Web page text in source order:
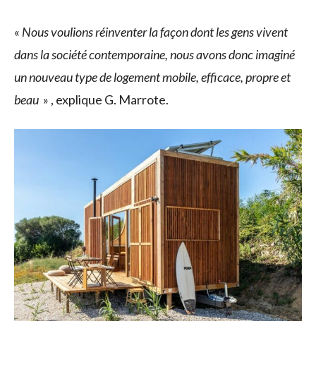
« Nous voulions réinventer la façon dont les gens vivent
dans la société contemporaine, nous avons donc imaginé
un nouveau type de logement mobile, efficace, propre et
beau » , explique G. Marrote.